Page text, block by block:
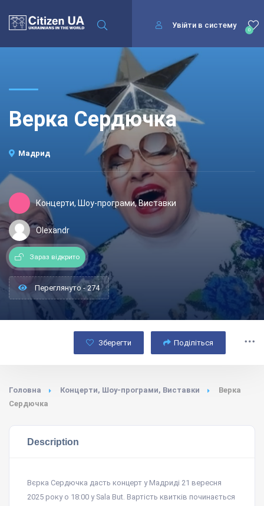
0
Увійти в систему
Верка Сердючка
Мадрид
Концерти, Шоу-програми, Виставки
Olexandr
Зараз відкрито
Переглянуто - 274
Зберегти Поділіться
Головна Концерти, Шоу-програми, Виставки
Верка
Сердючка
Description
Вєрка Сердючка дасть концерт у Мадриді 21 вересня
2025 року о 18:00 у Sala But. Вартість квитків починається